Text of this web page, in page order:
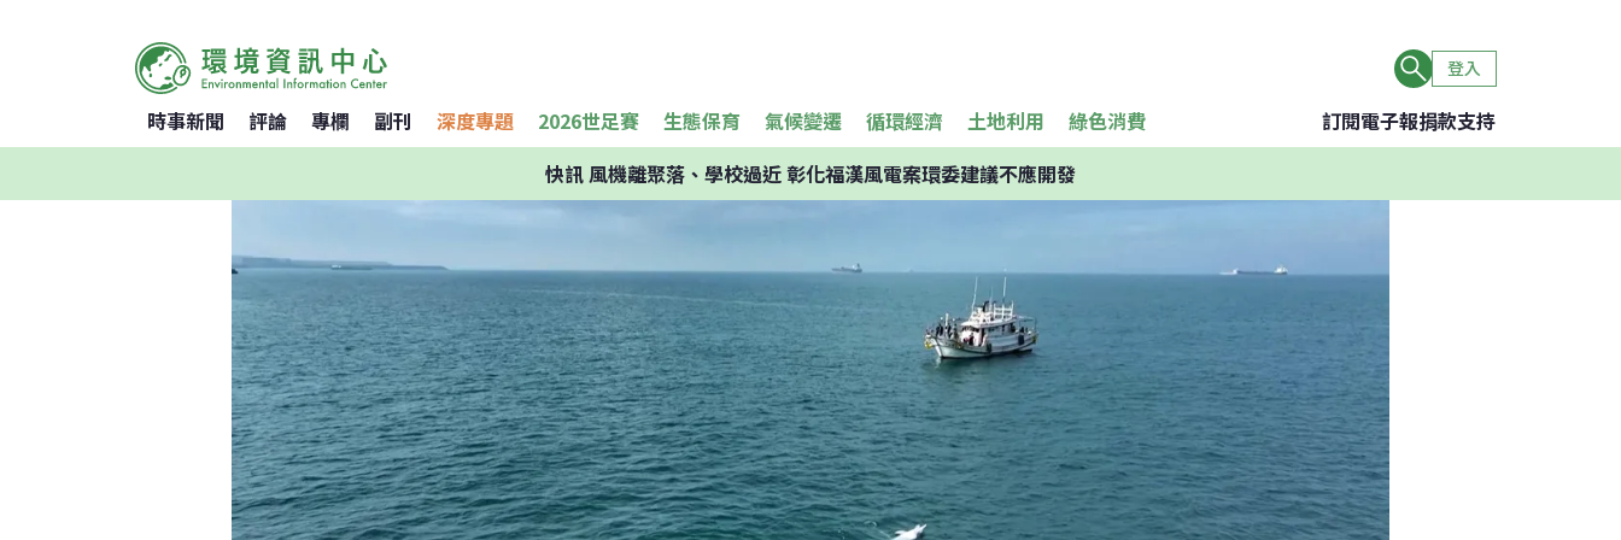
登入
時事新聞 評論 專欄 副刊 深度專題 2026世足賽 生態保育 氣候變遷 循環經濟 土地利用 綠色消費 訂閱電子報捐款支持
快訊風機離聚落、學校過近 彰化福漢風電案環委建議不應開發